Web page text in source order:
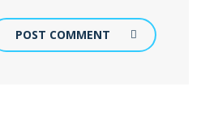
POST COMMENT